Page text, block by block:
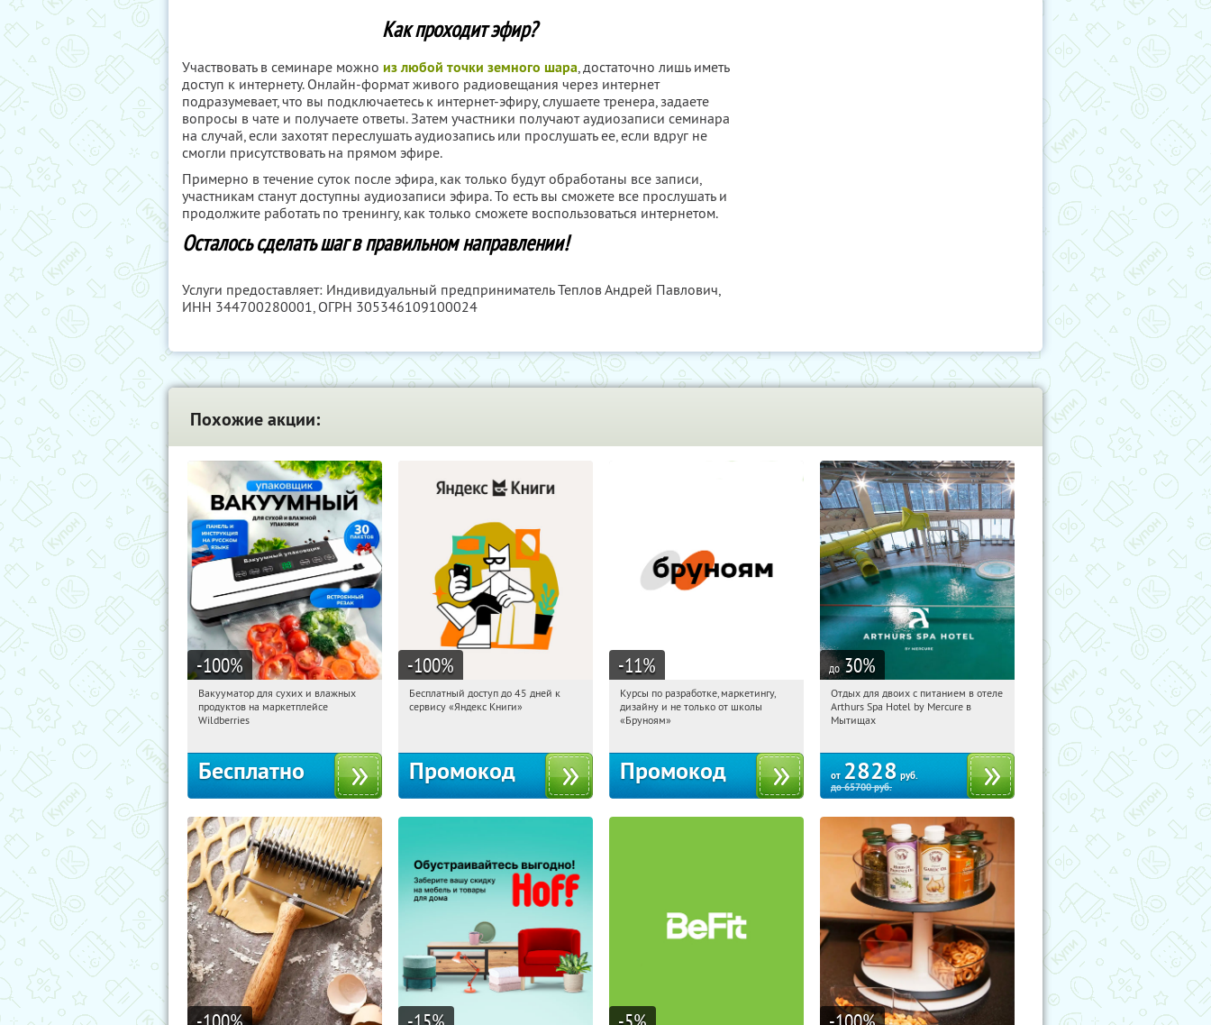
Как проходит эфир?
Участвовать в семинаре можно из любой точки земного шара, достаточно лишь иметь
доступ к интернету. Онлайн-формат живого радиовещания через интернет
подразумевает, что вы подключаетесь к интернет-эфиру, слушаете тренера, задаете
вопросы в чате и получаете ответы. Затем участники получают аудиозаписи семинара
на случай, если захотят переслушать аудиозапись или прослушать ее, если вдруг не
смогли присутствовать на прямом эфире.
Примерно в течение суток после эфира, как только будут обработаны все записи,
участникам станут доступны аудиозаписи эфира. То есть вы сможете все прослушать и
продолжите работать по тренингу, как только сможете воспользоваться интернетом.
Осталось сделать шаг в правильном направлении!
Услуги предоставляет: Индивидуальный предприниматель Теплов Андрей Павлович,
ИНН 344700280001, ОГРН 305346109100024
Похожие акции:
-100%
02:20:17 Получили:180
Россия
Вакууматор для сухих и влажных
продуктов на маркетплейсе
Wildberries
Бесплатно
-100%
02:20:17
Получи первым!
Бесплатный доступ до 45 дней к
сервису «Яндекс Книги»
Промокод
-11%
02:20:17
Получи первым!
Россия
Курсы по разработке, маркетингу,
дизайну и не только от школы
«Бруноям»
Промокод
до 30%
02:20:17
Купи первым!
Московская обл., г. Мытищи, д.
Отдых для двоих с питанием в отеле
Arthurs Spa Hotel by Mercure в
Мытищах
от 2828 руб.
до65700руб.